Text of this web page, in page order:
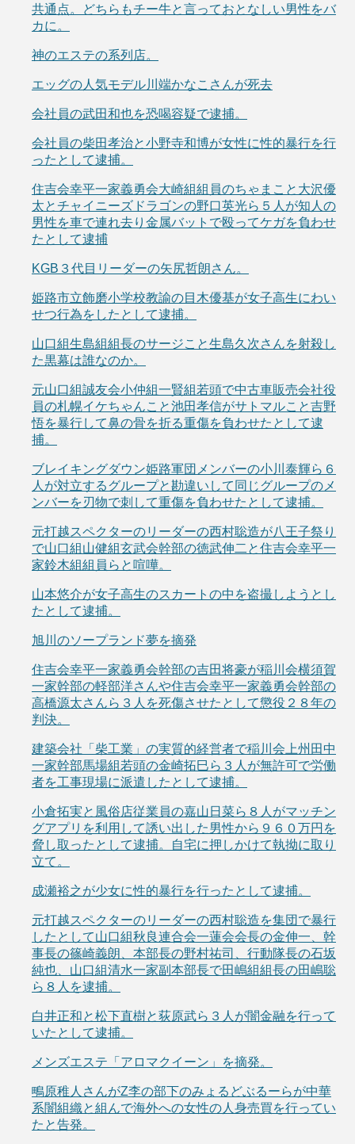
共通点。どちらもチー牛と言っておとなしい男性をバ
カに。
神のエステの系列店。
エッグの人気モデル川端かなこさんが死去
会社員の武田和也を恐喝容疑で逮捕。
会社員の柴田孝治と小野寺和博が女性に性的暴行を行
ったとして逮捕。
住吉会幸平一家義勇会大崎組組員のちゃまこと大沢優
太とチャイニーズドラゴンの野口英光ら５人が知人の
男性を車で連れ去り金属バットで殴ってケガを負わせ
たとして逮捕
KGB３代目リーダーの矢尻哲朗さん。
姫路市立飾磨小学校教諭の目木優基が女子高生にわい
せつ行為をしたとして逮捕。
山口組生島組組長のサージこと生島久次さんを射殺し
た黒幕は誰なのか。
元山口組誠友会小仲組一賢組若頭で中古車販売会社役
員の札幌イケちゃんこと池田孝信がサトマルこと吉野
悟を暴行して鼻の骨を折る重傷を負わせたとして逮
捕。
ブレイキングダウン姫路軍団メンバーの小川泰輝ら６
人が対立するグループと勘違いして同じグループのメ
ンバーを刃物で刺して重傷を負わせたとして逮捕。
元打越スペクターのリーダーの西村聡造が八王子祭り
で山口組山健組玄武会幹部の徳武伸二と住吉会幸平一
家鈴木組組員らと喧嘩。
山本悠介が女子高生のスカートの中を盗撮しようとし
たとして逮捕。
旭川のソープランド夢を摘発
住吉会幸平一家義勇会幹部の吉田将豪が稲川会横須賀
一家幹部の軽部洋さんや住吉会幸平一家義勇会幹部の
高橋源太さんら３人を死傷させたとして懲役２８年の
判決。
建築会社「柴工業」の実質的経営者で稲川会上州田中
一家幹部馬場組若頭の金崎拓巳ら３人が無許可で労働
者を工事現場に派遣したとして逮捕。
小倉拓実と風俗店従業員の嘉山日菜ら８人がマッチン
グアプリを利用して誘い出した男性から９６０万円を
脅し取ったとして逮捕。自宅に押しかけて執拗に取り
立て。
成瀬裕之が少女に性的暴行を行ったとして逮捕。
元打越スペクターのリーダーの西村聡造を集団で暴行
したとして山口組秋良連合会一蓮会会長の金伸一、幹
事長の篠崎義朗、本部長の野村祐司、行動隊長の石坂
純也、山口組清水一家副本部長で田嶋組組長の田嶋聡
ら８人を逮捕。
白井正和と松下直樹と荻原武ら３人が闇金融を行って
いたとして逮捕。
メンズエステ「アロマクイーン」を摘発。
鴫原稚人さんがZ李の部下のみょるどぶるーらが中華
系闇組織と組んで海外への女性の人身売買を行ってい
たと告発。